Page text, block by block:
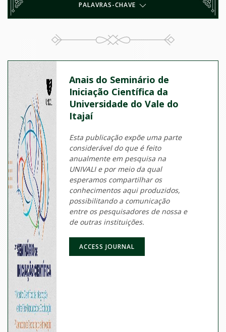
PALAVRAS-CHAVE
Anais do Seminário de
Iniciação Científica da
Universidade do Vale do
Itajaí
Esta publicação expõe uma parte
considerável do que é feito
anualmente em pesquisa na
UNIVALI e por meio da qual
esperamos compartilhar os
conhecimentos aqui produzidos,
possibilitando a comunicação
entre os pesquisadores de nossa e
de outras instituições.
ACCESS JOURNAL